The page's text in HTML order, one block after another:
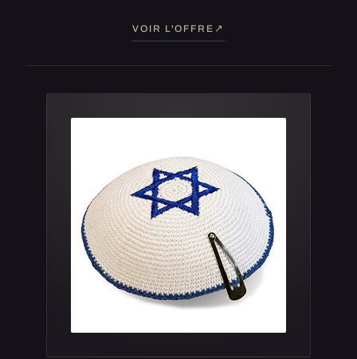
VOIR L'OFFRE